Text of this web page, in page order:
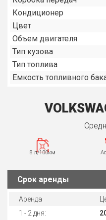
Кондиционер
Цвет
Объем двигателя
Тип кузова
Тип топлива
Емкость топливного
8 л/100км
Cрок аренды
Аренда
1 - 2 дня: